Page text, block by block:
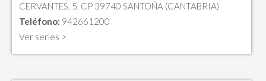
CERVANTES, 5, CP 39740 SANTOÑA (CANTABRIA)
Teléfono: 942661200
Ver series >